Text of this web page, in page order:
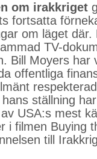
om irakkriget
fortsatta
om läget
TV-
Bill Moyers
offentliga
ställning
USA:s mest
i filmen Buying
till